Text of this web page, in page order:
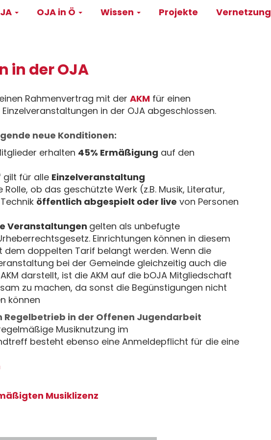
OJA in Ö Wissen Projekte Vernetzung
in der OJA
Rahmenvertrag mit der AKM für einen
in der OJA abgeschlossen.
neue Konditionen:
erhalten 45% Ermäßigung auf den
gilt für alle Einzelveranstaltung
Rolle, ob das geschützte Werk (z.B. Musik, Literatur,
öffentlich abgespielt oder live von Personen
Veranstaltungen gelten als unbefugte
Einrichtungen können in diesem
dem doppelten Tarif belangt werden. Wenn die
bei der Gemeinde gleichzeitig auch die
darstellt, ist die AKM auf die bOJA Mitgliedschaft
zu machen, da sonst die Begünstigungen nicht
können
Regelbetrieb in der Offenen Jugendarbeit
Musiknutzung im
besteht ebenso eine Anmeldepflicht für die eine
Musiklizenz